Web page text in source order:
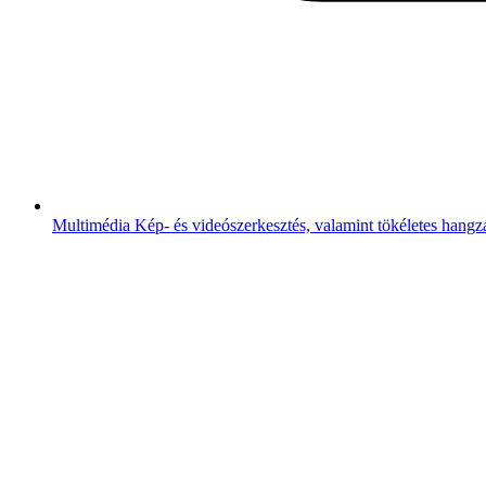
Multimédia Kép- és videószerkesztés, valamint tökéletes